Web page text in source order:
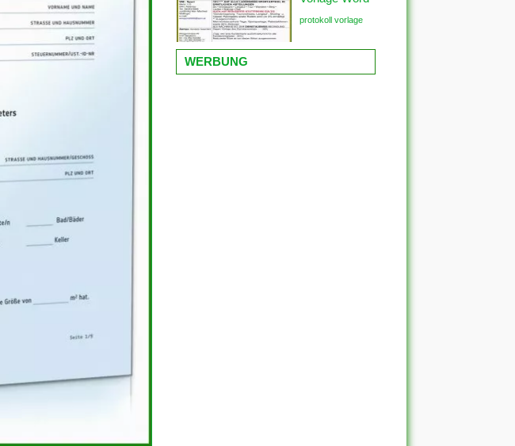
protokoll vorlage
WERBUNG